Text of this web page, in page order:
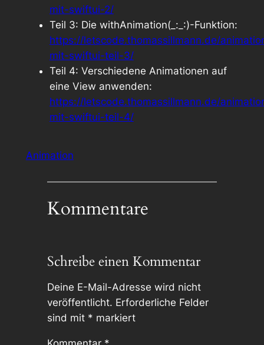
mit-swiftui-2/
Teil 3: Die withAnimation(_:_:)-Funktion:
https://letscode.thomassillmann.de/
mit-swiftui-teil-3/
Teil 4: Verschiedene Animationen auf
eine View anwenden:
https://letscode.thomassillmann.de/
mit-swiftui-teil-4/
Animation
Kommentare
Schreibe einen Kommentar
Deine E-Mail-Adresse wird nicht
veröffentlicht. Erforderliche Felder
sind mit * markiert